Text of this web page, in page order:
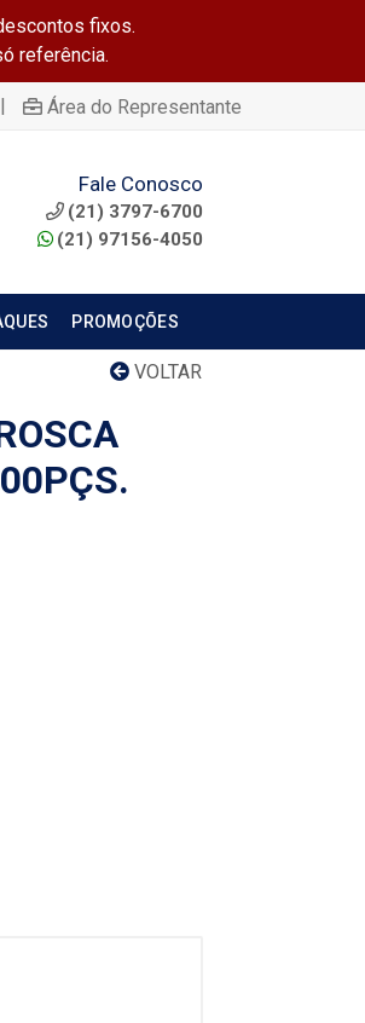
fixos.
referência.
| Área do Representante
Fale Conosco
(21) 3797-6700
(21) 97156-4050
PROMOÇÕES
VOLTAR